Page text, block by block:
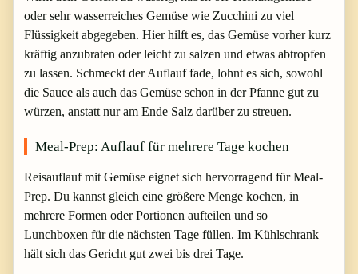
oder sehr wasserreiches Gemüse wie Zucchini zu viel
Flüssigkeit abgegeben. Hier hilft es, das Gemüse vorher kurz
kräftig anzubraten oder leicht zu salzen und etwas abtropfen
zu lassen. Schmeckt der Auflauf fade, lohnt es sich, sowohl
die Sauce als auch das Gemüse schon in der Pfanne gut zu
würzen, anstatt nur am Ende Salz darüber zu streuen.
Meal-Prep: Auflauf für mehrere Tage kochen
Reisauflauf mit Gemüse eignet sich hervorragend für Meal-
Prep. Du kannst gleich eine größere Menge kochen, in
mehrere Formen oder Portionen aufteilen und so
Lunchboxen für die nächsten Tage füllen. Im Kühlschrank
hält sich das Gericht gut zwei bis drei Tage.